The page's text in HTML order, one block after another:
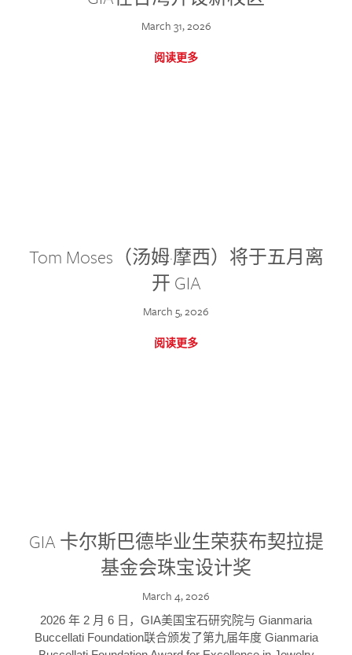
March 31, 2026
阅读更多
Tom Moses（汤姆·摩西）将于五月离
开 GIA
March 5, 2026
阅读更多
GIA 卡尔斯巴德毕业生荣获布契拉提
基金会珠宝设计奖
March 4, 2026
2026 年 2 月 6 日，GIA美国宝石研究院与 Gianmaria
Buccellati Foundation联合颁发了第九届年度 Gianmaria